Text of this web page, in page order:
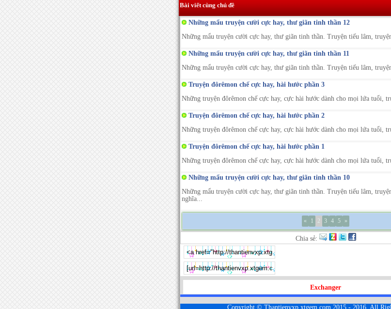
Bài viết cùng chủ đề
Những mẩu truyện cười cực hay, thư giãn tinh thần 12
Những mẩu truyện cười cực hay, thư giãn tinh thần. Truyện tiếu lâm, truyện
Những mẩu truyện cười cực hay, thư giãn tinh thần 11
Những mẩu truyện cười cực hay, thư giãn tinh thần. Truyện tiếu lâm, truyện
Truyện đôrêmon chế cực hay, hài hước phần 3
Những truyện đôrêmon chế cực hay, cực hài hước dành cho mọi lứa tuổi,
Truyện đôrêmon chế cực hay, hài hước phần 2
Những truyện đôrêmon chế cực hay, cực hài hước dành cho mọi lứa tuổi,
Truyện đôrêmon chế cực hay, hài hước phần 1
Những truyện đôrêmon chế cực hay, cực hài hước dành cho mọi lứa tuổi,
Những mẩu truyện cười cực hay, thư giãn tinh thần 10
Những mẩu truyện cười cực hay, thư giãn tinh thần. Truyện tiếu lâm,
nghĩa...
« 1 2 3 4 5 »
Chia sẻ:
Exchanger
Copyright © Thantienvxp.xtgem.com 2015 - 2016. All